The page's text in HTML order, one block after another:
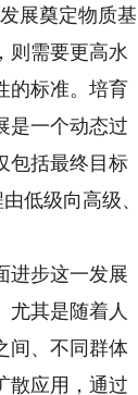
展奠定物质基
则需要更高水
的标准。培育
是一个动态过
包括最终目标
低级向高级、
步这一发展
尤其是随着人
间、不同群体
散应用，通过